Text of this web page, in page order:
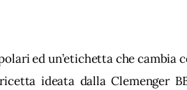
ed un’etichetta che cambia
ideata dalla Clemenger